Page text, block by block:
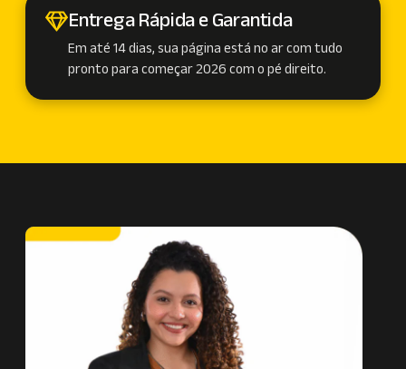
Entrega Rápida e Garantida
Em até 14 dias, sua página está no ar com tudo
pronto para começar 2026 com o pé direito.